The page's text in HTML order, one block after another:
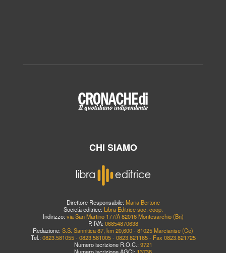
CHI SIAMO
Direttore Responsabile: Maria Bertone
Società editrice: Libra Editrice soc. coop.
Indirizzo: via San Martino 177/A 82016 Montesarchio (Bn)
P. IVA: 06854870638
Redazione: S.S. Sannitica 87, km 20,600 - 81025 Marcianise (Ce)
Tel.: 0823.581055 - 0823.581005 - 0823.821165 - Fax 0823.821725
Numero iscrizione R.O.C.: 9721